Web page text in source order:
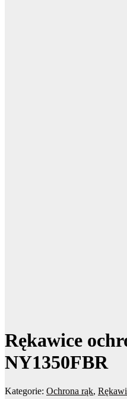
Rękawice
NY1350FBR
Kategorie: Ochrona rąk,